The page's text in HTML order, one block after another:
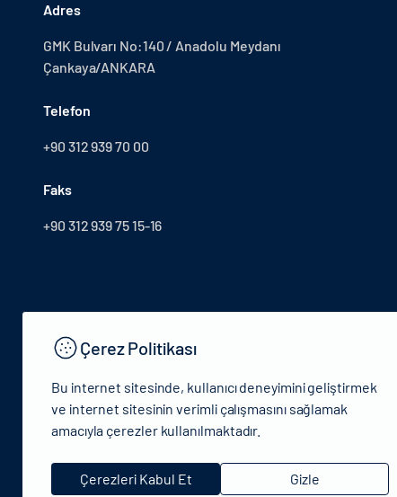
Adres
GMK Bulvarı No:140 / Anadolu Meydanı
Çankaya/ANKARA
Telefon
+90 312 939 70 00
Faks
+90 312 939 75 15-16
© 2024 T.C.Kütlür ve Turizm Bakanlığı - Tüm hakları saklıdır.
Çerez Politikası
Bu internet sitesinde, kullanıcı deneyimini geliştirmek
ve internet sitesinin verimli çalışmasını sağlamak
amacıyla çerezler kullanılmaktadır.
Çerezleri Kabul Et Gizle